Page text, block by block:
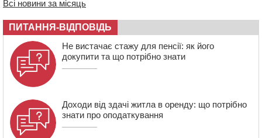
звернулася до суду
17:27 У Черкасах триває завершальний етап прийому заяв
на літній відпочинок дітей пільгових категорій
15:32
«Будеш пожежним!»: рятувальник з Умані про
професію, що почалася з його власного порятунку
Всі новини за місяць
ПИТАННЯ-ВІДПОВІДЬ
Не вистачає стажу для пенсії: як його
докупити та що потрібно знати
Доходи від здачі житла в оренду: що потрібно
знати про оподаткування